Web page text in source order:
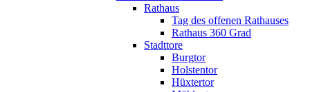
Rathaus
Tag des offenen Rathauses
Rathaus 360 Grad
Stadttore
Burgtor
Holstentor
Hüxtertor